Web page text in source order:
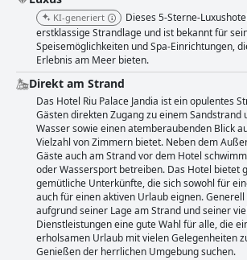
bieten einen schönen Blick auf den Strand und das
Hotelpersonal ist höflich und professionell, immer
einen tadellosen und schnellen Service mit einem
Poolbereich ist schön, wenn auch etwas kleiner,
entspannende Umgebung, auch wenn manchmal
ist. Der Strand ist atemberaubend mit klarem
und die perfekte Lage des Hotels macht es zu
Ort für einen entspannten Strandurlaub. Das Hotel
ein luxuriöser und außergewöhnlicher Ort für
verdient seine 5-Sterne-Bewertung, auch wenn
verbesserungswürdige Bereiche erwähnt haben.
Hotel Riu Palace Jandia einen ausgezeichneten
hervorragende Ausstattung und ein
unschlagbaren Urlaub.
KI-generiert
Dieses 5-Sterne-
erstklassige Strandlage und ist bekannt für
Speisemöglichkeiten und Spa-Einrichtungen,
Erlebnis am Meer bieten.
Direkt am Strand
Das Hotel Riu Palace Jandia ist ein opulentes
Gästen direkten Zugang zu einem Sandstrand
Wasser sowie einen atemberaubenden Blick
Vielzahl von Zimmern bietet. Neben dem
Gäste auch am Strand vor dem Hotel
oder Wassersport betreiben. Das Hotel bietet
gemütliche Unterkünfte, die sich sowohl für
auch für einen aktiven Urlaub eignen. Generell
aufgrund seiner Lage am Strand und seiner
Dienstleistungen eine gute Wahl für alle, die
erholsamen Urlaub mit vielen Gelegenheiten
Genießen der herrlichen Umgebung suchen.